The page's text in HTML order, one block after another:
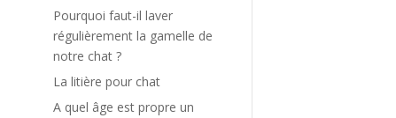
Pourquoi faut-il laver
régulièrement la gamelle de
notre chat ?
La litière pour chat
A quel âge est propre un